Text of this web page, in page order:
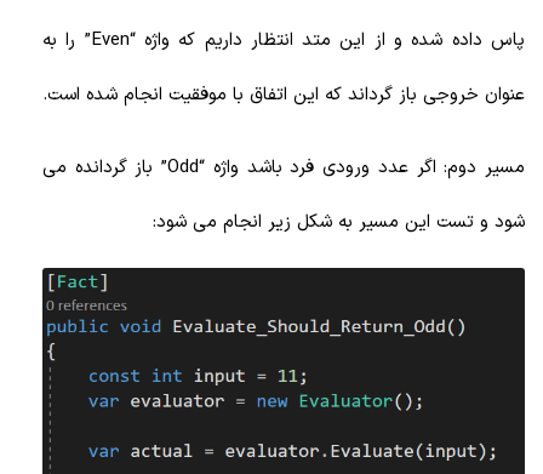
پاس داده شده و از این متد انتظار داریم که واژه “Even” را به
عنوان خروجی باز گرداند که این اتفاق با موفقیت انجام شده است.
مسیر دوم: اگر عدد ورودی فرد باشد واژه “Odd” باز گردانده می
شود و تست این مسیر به شکل زیر انجام می شود: